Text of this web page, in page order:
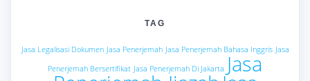
TAG
Jasa Legalisasi Dokumen Jasa Penerjemah Jasa Penerjemah Bahasa Inggris Jasa
Penerjemah Bersertifikat Jasa Penerjemah Di Jakarta Jasa